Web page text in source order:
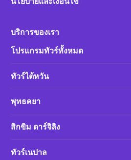
บริการของเรา
โปรแกรมทัวร์ทั้งหมด
ทัวร์ไต้หวัน
พุทธคยา
สิกขิม ดาร์จิลิง
ทัวร์เนปาล